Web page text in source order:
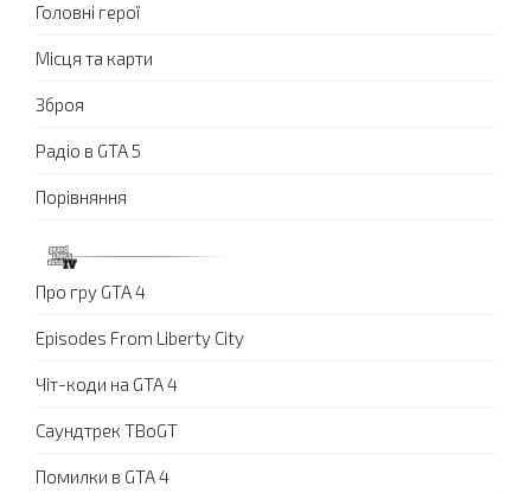
Головні герої
Місця та карти
Зброя
Радіо в GTA 5
Порівняння
Про гру GTA 4
Episodes From Liberty City
Чіт-коди на GTA 4
Саундтрек TBoGT
Помилки в GTA 4